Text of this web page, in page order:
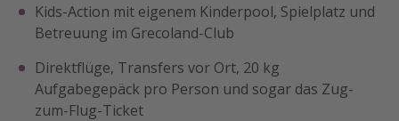
Kids-Action mit eigenem Kinderpool, Spielplatz und
Betreuung im Grecoland-Club
Direktflüge, Transfers vor Ort, 20 kg
Aufgabegepäck pro Person und sogar das Zug-
zum-Flug-Ticket